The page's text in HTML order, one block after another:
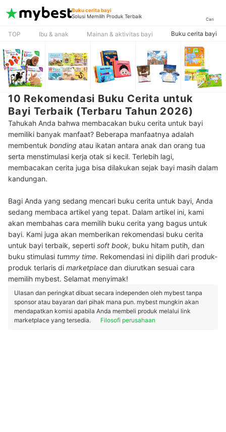
Buku cerita bayi
Solusi Memilih Produk Terbaik
Cari
TOP Ibu & anak Mainan & aktivitas bayi Buku cerita bayi
10 Rekomendasi Buku Cerita untuk
Bayi Terbaik (Terbaru Tahun 2026)
Tahukah Anda bahwa membacakan buku cerita untuk bayi
memiliki banyak manfaat? Beberapa manfaatnya adalah
membentuk bonding atau ikatan antara anak dan orang tua
serta menstimulasi kerja otak si kecil. Terlebih lagi,
membacakan cerita juga bisa dilakukan sejak bayi masih dalam
kandungan.
Bagi Anda yang sedang mencari buku cerita untuk bayi, Anda
sedang membaca artikel yang tepat. Dalam artikel ini, kami
akan membahas cara memilih buku cerita yang bagus untuk
bayi. Kami juga akan memberikan rekomendasi buku cerita
untuk bayi terbaik, seperti soft book, buku hitam putih, dan
buku stimulasi tummy time. Rekomendasi ini dipilih dari produk-
produk terlaris di marketplace dan diurutkan sesuai cara
memilih mybest. Selamat menyimak!
Ulasan dan peringkat dibuat secara independen oleh mybest tanpa
sponsor atau bayaran dari pihak mana pun. mybest mungkin akan
mendapatkan komisi apabila Anda membeli produk melalui link
marketplace yang tersedia.
Filosofi perusahaan